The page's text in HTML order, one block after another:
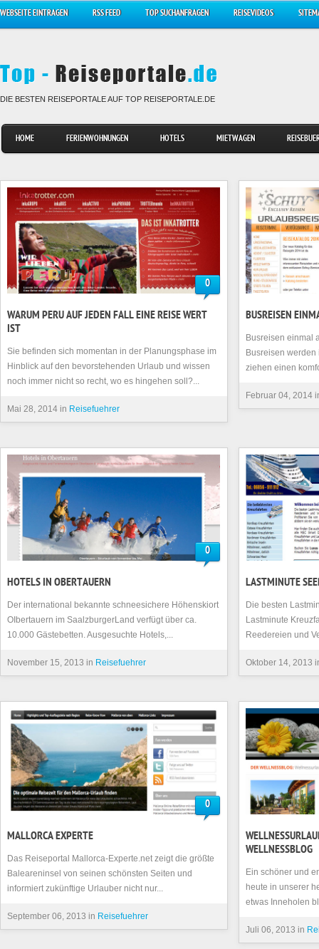
WEBSEITE EINTRAGEN RSS FEED TOP SUCHANFRAGEN REISEVIDEOS
DIE BESTEN REISEPORTALE AUF TOP REISEPORTALE.DE
HOME FERIENWOHNUNGEN HOTELS MIETWAGEN
0
WARUM PERU AUF JEDEN FALL EINE REISE WERT
IST
Sie befinden sich momentan in der Planungsphase im
Hinblick auf den bevorstehenden Urlaub und wissen
noch immer nicht so recht, wo es hingehen soll?...
Mai 28, 2014 in Reisefuehrer
BUSREISEN
Busreisen einmal
Busreisen
ziehen einen
Februar 04, 2014
0
HOTELS IN OBERTAUERN
Der international bekannte schneesichere Höhenskiort
OIbertauern im SaalzburgerLand verfügt über ca.
10.000 Gästebetten. Ausgesuchte Hotels,...
November 15, 2013 in Reisefuehrer
LASTMINUTE
Die besten
Lastminute
Reedereien und
Oktober 14, 2013
0
MALLORCA EXPERTE
Das Reiseportal Mallorca-Experte.net zeigt die größte
Baleareninsel von seinen schönsten Seiten und
informiert zukünftige Urlauber nicht nur...
September 06, 2013 in Reisefuehrer
WELLNESSBLOG
Ein schöner und
heute in unserer
etwas Inneholen
Juli 06, 2013 in